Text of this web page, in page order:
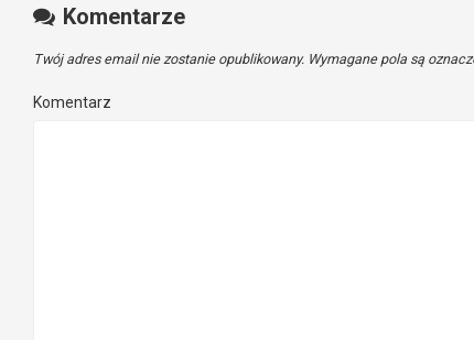
Komentarze
Twój adres email nie zostanie opublikowany. Wymagane pola są
Komentarz